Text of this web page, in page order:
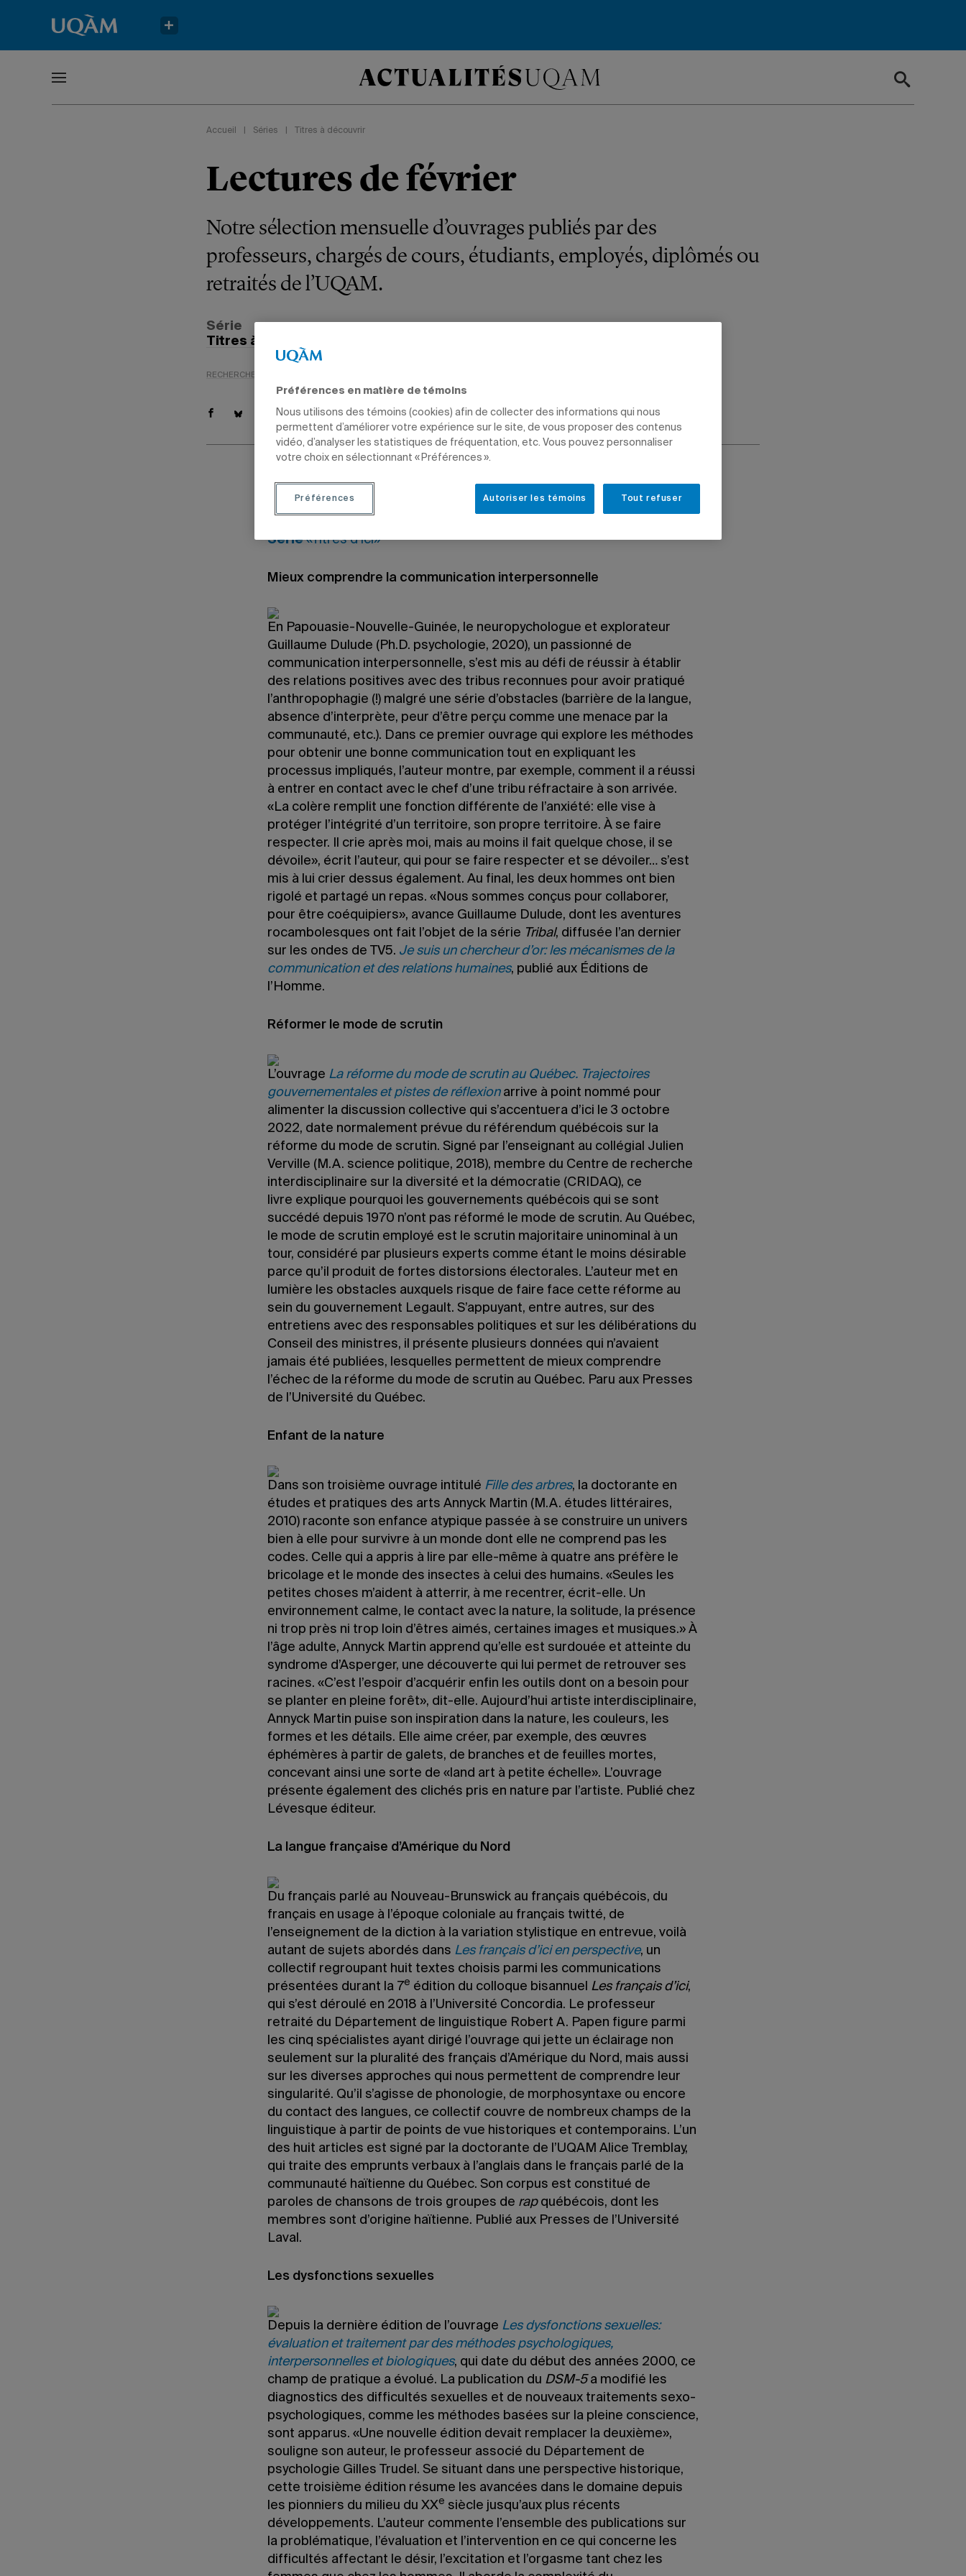
Accueil Séries Titres à découvrir
Lectures de février
Notre sélection mensuelle d’ouvrages publiés par des
professeurs, chargés de cours, étudiants, employés, diplômés ou
retraités de l’UQAM.
Série
Titres à découvrir
RECHERCHE
9 février 2021 à 11 h 02
Mis à jour le 9 février 2021 à 11 h 02
Série«Titres d’ici»
Mieux comprendre la communication interpersonnelle
En Papouasie-Nouvelle-Guinée, le neuropychologue et explorateur
Guillaume Dulude (Ph.D. psychologie, 2020), un passionné de
communication interpersonnelle, s’est mis au défi de réussir à établir
des relations positives avec des tribus reconnues pour avoir pratiqué
l’anthropophagie (!) malgré une série d’obstacles (barrière de la langue,
absence d’interprète, peur d’être perçu comme une menace par la
communauté, etc.). Dans ce premier ouvrage qui explore les méthodes
pour obtenir une bonne communication tout en expliquant les
processus impliqués, l’auteur montre, par exemple, comment il a réussi
à entrer en contact avec le chef d’une tribu réfractaire à son arrivée.
«La colère remplit une fonction différente de l’anxiété: elle vise à
protéger l’intégrité d’un territoire, son propre territoire. À se faire
respecter. Il crie après moi, mais au moins il fait quelque chose, il se
dévoile», écrit l’auteur, qui pour se faire respecter et se dévoiler… s’est
mis à lui crier dessus également. Au final, les deux hommes ont bien
rigolé et partagé un repas. «Nous sommes conçus pour collaborer,
pour être coéquipiers», avance Guillaume Dulude, dont les aventures
rocambolesques ont fait l’objet de la série Tribal, diffusée l’an dernier
sur les ondes de TV5. Je suis un chercheur d’or: les mécanismes de la
communication et des relations humaines, publié aux Éditions de
l’Homme.
Réformer le mode de scrutin
L’ouvrage La réforme du mode de scrutin au Québec. Trajectoires
gouvernementales et pistes de réflexionarrive à point nommé pour
alimenter la discussion collective qui s’accentuera d’ici le 3 octobre
2022, date normalement prévue du référendum québécois sur la
réforme du mode de scrutin. Signé par l’enseignant au collégial Julien
Verville (M.A. science politique, 2018), membre du Centre de recherche
interdisciplinaire sur la diversité et la démocratie (CRIDAQ), ce
livre explique pourquoi les gouvernements québécois qui se sont
succédé depuis 1970 n’ont pas réformé le mode de scrutin. Au Québec,
le mode de scrutin employé est le scrutin majoritaire uninominal à un
tour, considéré par plusieurs experts comme étant le moins désirable
parce qu’il produit de fortes distorsions électorales. L’auteur met en
lumière les obstacles auxquels risque de faire face cette réforme au
sein du gouvernement Legault. S’appuyant, entre autres, sur des
entretiens avec des responsables politiques et sur les délibérations du
Conseil des ministres, il présente plusieurs données qui n’avaient
jamais été publiées, lesquelles permettent de mieux comprendre
l’échec de la réforme du mode de scrutin au Québec. Paru aux Presses
de l’Université du Québec.
Enfant de la nature
Dans son troisième ouvrage intitulé Fille des arbres, la doctorante en
études et pratiques des arts Annyck Martin (M.A. études littéraires,
2010) raconte son enfance atypique passée à se construire un univers
bien à elle pour survivre à un monde dont elle ne comprend pas les
codes. Celle qui a appris à lire par elle-même à quatre ans préfère le
bricolage et le monde des insectes à celui des humains. «Seules les
petites choses m’aident à atterrir, à me recentrer, écrit-elle. Un
environnement calme, le contact avec la nature, la solitude, la présence
ni trop près ni trop loin d’êtres aimés, certaines images et musiques.» À
l’âge adulte, Annyck Martin apprend qu’elle est surdouée et atteinte du
syndrome d’Asperger, une découverte qui lui permet de retrouver ses
racines. «C’est l’espoir d’acquérir enfin les outils dont on a besoin pour
se planter en pleine forêt», dit-elle. Aujourd’hui artiste interdisciplinaire,
Annyck Martin puise son inspiration dans la nature, les couleurs, les
formes et les détails. Elle aime créer, par exemple, des œuvres
éphémères à partir de galets, de branches et de feuilles mortes,
concevant ainsi une sorte de «land art à petite échelle». L’ouvrage
présente également des clichés pris en nature par l’artiste. Publié chez
Lévesque éditeur.
La langue française d’Amérique du Nord
Du français parlé au Nouveau-Brunswick au français québécois, du
français en usage à l’époque coloniale au français twitté, de
l’enseignement de la diction à la variation stylistique en entrevue, voilà
autant de sujets abordés dans Les français d’ici en perspective, un
collectif regroupant huit textes choisis parmi les communications
présentées durant la 7e édition du colloque bisannuel Les français d’ici,
qui s’est déroulé en 2018 à l’Université Concordia. Le professeur
retraité du Département de linguistique Robert A. Papen figure parmi
les cinq spécialistes ayant dirigé l’ouvrage qui jette un éclairage non
seulement sur la pluralité des français d’Amérique du Nord, mais aussi
sur les diverses approches qui nous permettent de comprendre leur
singularité. Qu’il s’agisse de phonologie, de morphosyntaxe ou encore
du contact des langues, ce collectif couvre de nombreux champs de la
linguistique à partir de points de vue historiques et contemporains. L’un
des huit articles est signé par la doctorante de l’UQAM Alice Tremblay,
qui traite des emprunts verbaux à l’anglais dans le français parlé de la
communauté haïtienne du Québec. Son corpus est constitué de
paroles de chansons de trois groupes de rap québécois, dont les
membres sont d’origine haïtienne. Publié aux Presses de l’Université
Laval.
Les dysfonctions sexuelles
Depuis la dernière édition de l’ouvrage Les dysfonctions sexuelles:
évaluation et traitement par des méthodes psychologiques,
interpersonnelles et biologiques, qui date du début des années 2000, ce
champ de pratique a évolué. La publication du DSM-5a modifié les
diagnostics des difficultés sexuelles et de nouveaux traitements sexo-
psychologiques, comme les méthodes basées sur la pleine conscience,
sont apparus. «Une nouvelle édition devait remplacer la deuxième»,
souligne son auteur, le professeur associé du Département de
psychologie Gilles Trudel. Se situant dans une perspective historique,
cette troisième édition résume les avancées dans le domaine depuis
les pionniers du milieu du XXe siècle jusqu’aux plus récents
développements. L’auteur commente l’ensemble des publications sur
la problématique, l’évaluation et l’intervention en ce qui concerne les
difficultés affectant le désir, l’excitation et l’orgasme tant chez les
Préférences en matière de témoins
Nous utilisons des témoins (cookies) afin de collecter des informations qui nous
permettent d’améliorer votre expérience sur le site, de vous proposer des contenus
vidéo, d’analyser les statistiques de fréquentation, etc. Vous pouvez personnaliser
votre choix en sélectionnant « Préférences ».
Tout refuser
Autoriser les témoins
Préférences